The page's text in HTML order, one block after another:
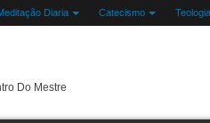
Diaria Catecismo
Do Mestre